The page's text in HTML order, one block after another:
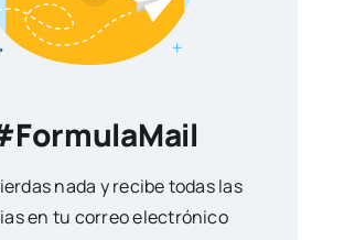
nada y recibe todas las
en tu correo electrónico